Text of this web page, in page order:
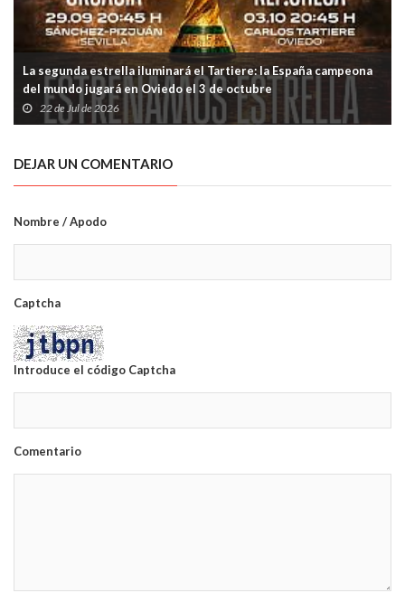
La segunda estrella iluminará el Tartiere: la España campeona
del mundo jugará en Oviedo el 3 de octubre
22 de Jul de 2026
DEJAR UN COMENTARIO
Nombre / Apodo
Captcha
Introduce el código Captcha
Comentario